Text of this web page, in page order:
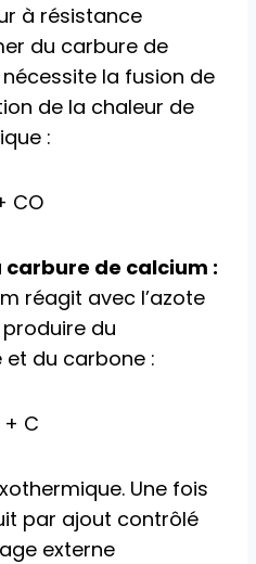
à résistance
du carbure de
la fusion de
de la chaleur de
:
CO
de calcium :
réagit avec l’azote
produire du
du carbone :
+ C
Une fois
par ajout contrôlé
externe